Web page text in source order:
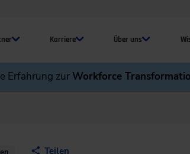
Karriere Über uns
Erfahrung zurWorkforce
Teilen